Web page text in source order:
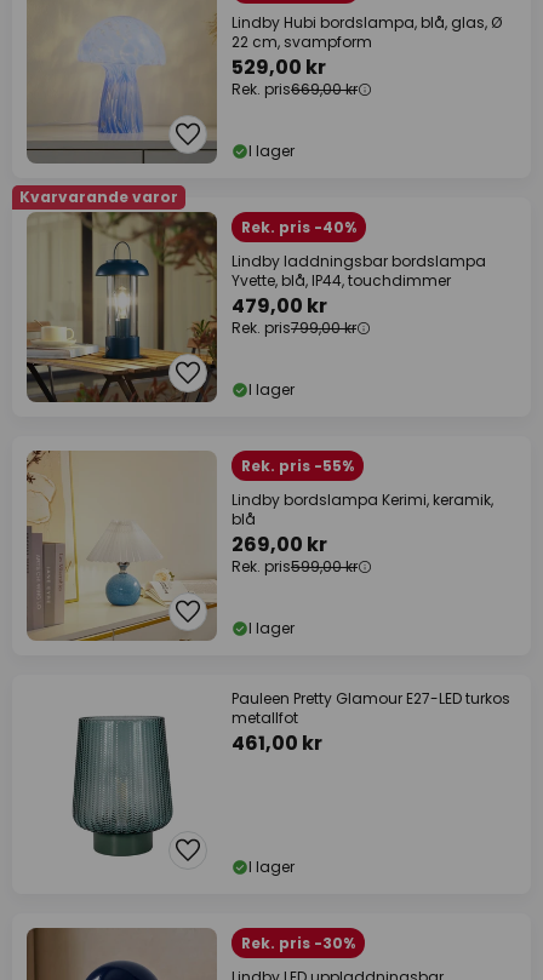
Lindby Hubi bordslampa, blå, glas, Ø
22 cm, svampform
529,00 kr
Rek. pris669,00 kr
I lager
Kvarvarande varor
Rek. pris -40%
Lindby laddningsbar bordslampa
Yvette, blå, IP44, touchdimmer
479,00 kr
Rek. pris799,00 kr
I lager
Rek. pris -55%
Lindby bordslampa Kerimi, keramik,
blå
269,00 kr
Rek. pris599,00 kr
I lager
Pauleen Pretty Glamour E27-LED turkos
metallfot
461,00 kr
I lager
Rek. pris -30%